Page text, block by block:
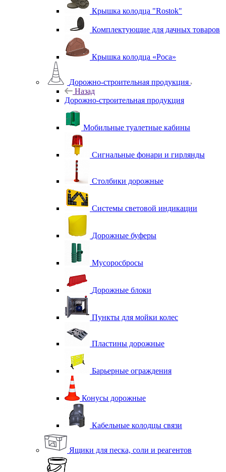
Крышка колодца "Rostok"
Комплектующие для дачных товаров
Крышка колодца «Роса»
Дорожно-строительная продукция
Назад
Дорожно-строительная продукция
Мобильные туалетные кабины
Сигнальные фонари и гирлянды
Столбики дорожные
Системы световой индикации
Дорожные буферы
Мусоросбросы
Дорожные блоки
Пункты для мойки колес
Пластины дорожные
Барьерные ограждения
Конусы дорожные
Кабельные колодцы связи
Ящики для песка, соли и реагентов